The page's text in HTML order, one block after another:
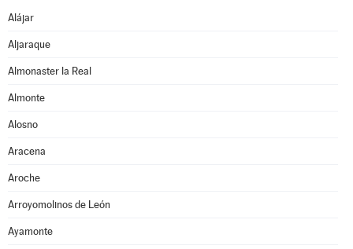
Alájar
Aljaraque
Almonaster la Real
Almonte
Alosno
Aracena
Aroche
Arroyomolinos de León
Ayamonte